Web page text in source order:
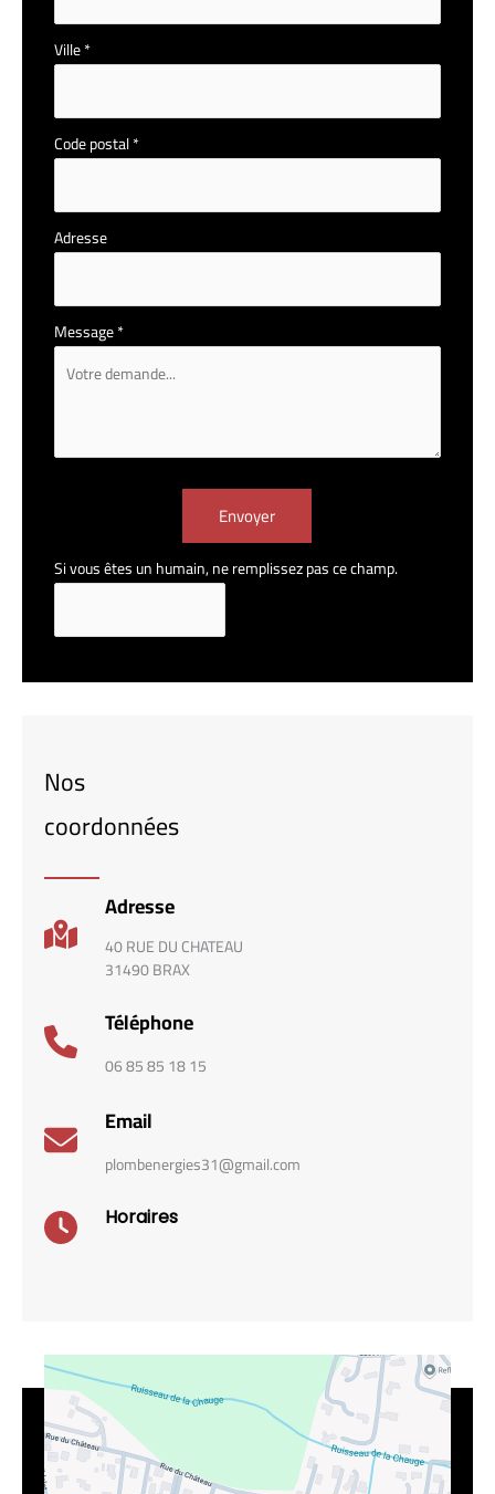
Ville*
Code postal*
Adresse
Message*
Envoyer
Si vous êtes un humain, ne remplissez pas ce champ.
Nos
coordonnées
Adresse
40 RUE DU CHATEAU
31490 BRAX
Téléphone
06 85 85 18 15
Email
plombenergies31@gmail.com
Horaires